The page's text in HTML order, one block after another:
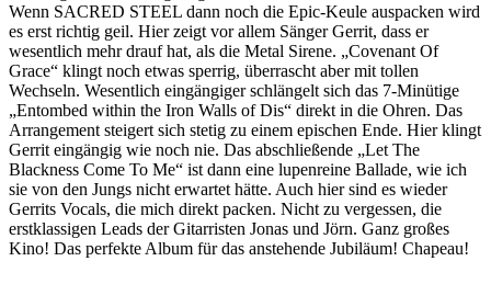
Wenn SACRED STEEL dann noch die Epic-Keule auspacken wird
es erst richtig geil. Hier zeigt vor allem Sänger Gerrit, dass er
wesentlich mehr drauf hat, als die Metal Sirene. „Covenant Of
Grace“ klingt noch etwas sperrig, überrascht aber mit tollen
Wechseln. Wesentlich eingängiger schlängelt sich das 7-Minütige
„Entombed within the Iron Walls of Dis“ direkt in die Ohren. Das
Arrangement steigert sich stetig zu einem epischen Ende. Hier klingt
Gerrit eingängig wie noch nie. Das abschließende „Let The
Blackness Come To Me“ ist dann eine lupenreine Ballade, wie ich
sie von den Jungs nicht erwartet hätte. Auch hier sind es wieder
Gerrits Vocals, die mich direkt packen. Nicht zu vergessen, die
erstklassigen Leads der Gitarristen Jonas und Jörn. Ganz großes
Kino! Das perfekte Album für das anstehende Jubiläum! Chapeau!